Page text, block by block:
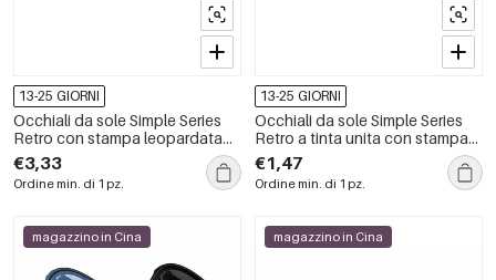
13-25 GIORNI
Occhiali da sole Simple Series
Retro con stampa leopardata
sfumata
€3,33
Ordine min. di 1 pz.
13-25 GIORNI
Occhiali da sole Simple Series
Retro a tinta unita con stampa
leopardata
€1,47
Ordine min. di 1 pz.
magazzino in Cina magazzino in Cina